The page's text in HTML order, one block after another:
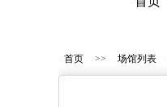
首页 >> 场馆列表